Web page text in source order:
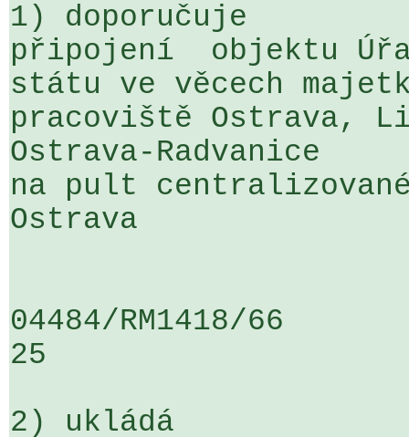
1) doporučuje
připojení  objektu
státu ve věcech
pracoviště Ostrava,
Ostrava-Radvanice
na pult
Ostrava
04484/RM1418/
25
2) ukládá